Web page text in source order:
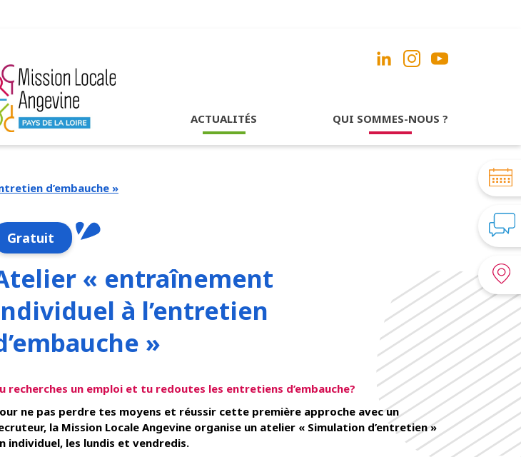
ACTUALITÉS QUI SOMMES-NOUS ?
d’embauche »
Gratuit
« entraînement
à l’entretien
»
recherches un emploi et tu redoutes les entretiens d’embauche?
ne pas perdre tes moyens et réussir cette première approche avec un
la Mission Locale Angevine organise un atelier « Simulation d’entretien »
individuel, les lundis et vendredis.